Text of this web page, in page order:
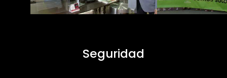
Seguridad